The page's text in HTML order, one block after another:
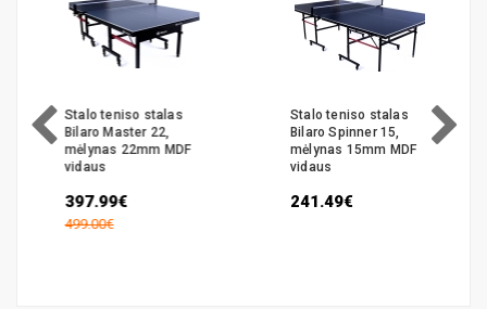
Stalo teniso stalas
Bilaro Master 22,
mėlynas 22mm MDF
vidaus
397.99€
499.00€
Stalo teniso stalas
Bilaro Spinner 15,
mėlynas 15mm MDF
vidaus
241.49€